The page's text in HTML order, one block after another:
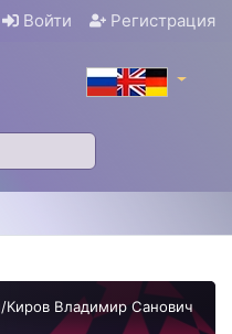
Войти Регистрация
Киров Владимир Санович